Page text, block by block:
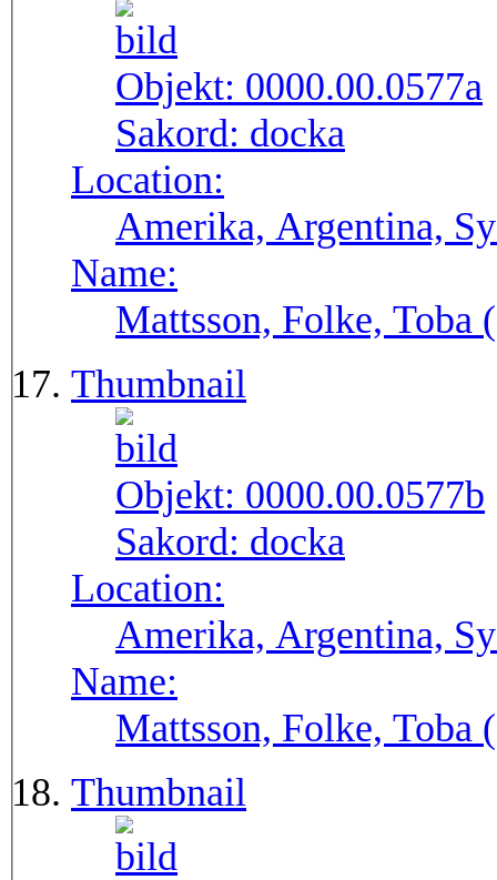
Objekt: 0000.00.0577a
Sakord: docka
Location:
Amerika, Argentina,
Name:
Mattsson, Folke, Toba
Thumbnail
Objekt: 0000.00.0577b
Sakord: docka
Location:
Amerika, Argentina,
Name:
Mattsson, Folke, Toba
Thumbnail